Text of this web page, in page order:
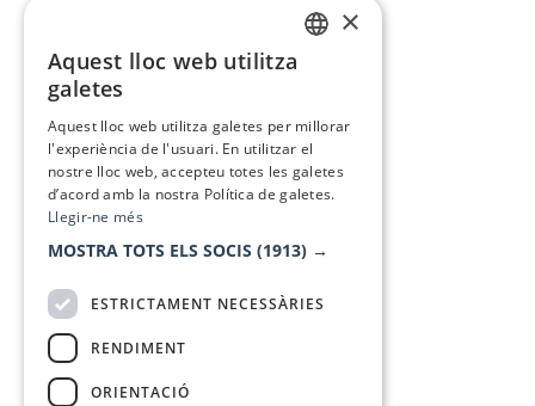
×
Aquest lloc web utilitza
galetes
Aquest lloc web utilitza galetes per millorar
l'experiència de l'usuari. En utilitzar el
nostre lloc web, accepteu totes les galetes
d’acord amb la nostra Política de galetes.
Llegir-ne més
MOSTRA TOTS ELS SOCIS (1913) →
ESTRICTAMENT NECESSÀRIES
RENDIMENT
ORIENTACIÓ